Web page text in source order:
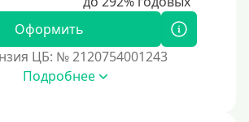
кредитную историю, важно
погашать задолженности,
и контролировать кредитный
полезно использовать кредитные
Оформить
ЦБ: № 2120754001243
Подробнее